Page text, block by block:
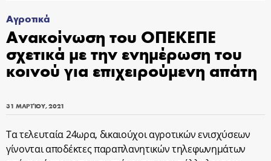
Αγροτικά
Ανακοίνωση του ΟΠΕΚΕΠΕ
σχετικά με την ενημέρωση του
κοινού για επιχειρούμενη απάτη
31 ΜΑΡΤΊΟΥ, 2021
Τα τελευταία 24ωρα, δικαιούχοι αγροτικών ενισχύσεων
γίνονται αποδέκτες παραπλανητικών τηλεφωνημάτων